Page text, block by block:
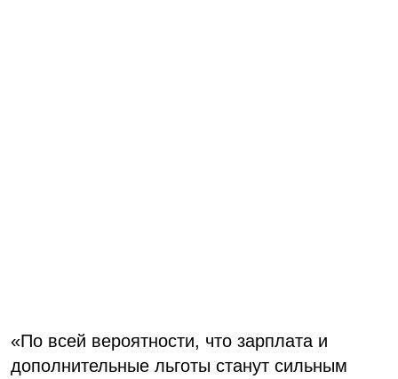
«По всей вероятности, что зарплата и
дополнительные льготы станут сильным